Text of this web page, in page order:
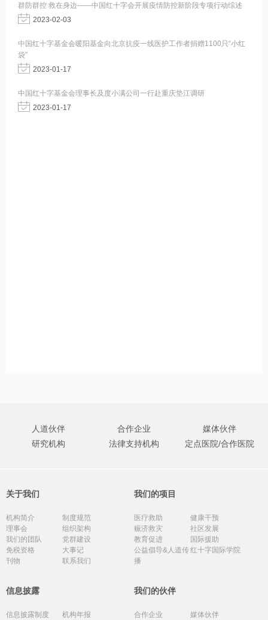
群防群控 救在身边——中国红十字会开展疫情防控新阶段专项行动综述
2023-02-03
中国红十字基金会暖阳基金向北京抗疫一线医护工作者捐赠1100只“小红
袋”
2023-01-17
中国红十字基金会理事长及度小满公司一行赴重庆垫江调研
2023-01-17
人道伙伴 合作企业
媒体伙伴
研究机构
法律支持机构 定点医院/合作医院
关于我们
机构简介
制度规范
理事会
组织架构
我们的团队
党群建设
免税资格
大事记
刊物
联系我们
我们的项目
医疗救助
健康干预
赈济救灾
社区发展
教育促进
国际援助
公益倡导&人道传
播
红十字国际学院
信息披露
信息披露制度 机构年报
我们的伙伴
合作企业 媒体伙伴